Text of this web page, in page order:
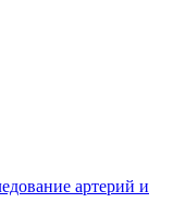
артерий и